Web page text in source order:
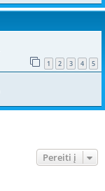
1 2 3 4 5
Pereiti į